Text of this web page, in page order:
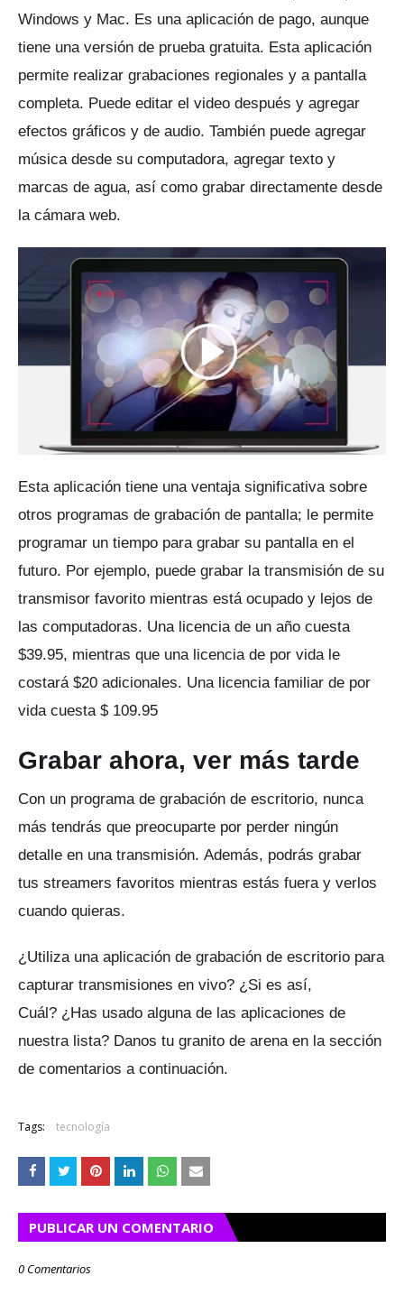
Windows y Mac. Es una aplicación de pago, aunque
tiene una versión de prueba gratuita. Esta aplicación
permite realizar grabaciones regionales y a pantalla
completa. Puede editar el video después y agregar
efectos gráficos y de audio. También puede agregar
música desde su computadora, agregar texto y
marcas de agua, así como grabar directamente desde
la cámara web.
Esta aplicación tiene una ventaja significativa sobre
otros programas de grabación de pantalla; le permite
programar un tiempo para grabar su pantalla en el
futuro. Por ejemplo, puede grabar la transmisión de su
transmisor favorito mientras está ocupado y lejos de
las computadoras. Una licencia de un año cuesta
$39.95, mientras que una licencia de por vida le
costará $20 adicionales. Una licencia familiar de por
vida cuesta $ 109.95
Grabar ahora, ver más tarde
Con un programa de grabación de escritorio, nunca
más tendrás que preocuparte por perder ningún
detalle en una transmisión. Además, podrás grabar
tus streamers favoritos mientras estás fuera y verlos
cuando quieras.
¿Utiliza una aplicación de grabación de escritorio para
capturar transmisiones en vivo? ¿Si es así,
Cuál? ¿Has usado alguna de las aplicaciones de
nuestra lista? Danos tu granito de arena en la sección
de comentarios a continuación.
Tags: tecnología
PUBLICAR UN COMENTARIO
0 Comentarios